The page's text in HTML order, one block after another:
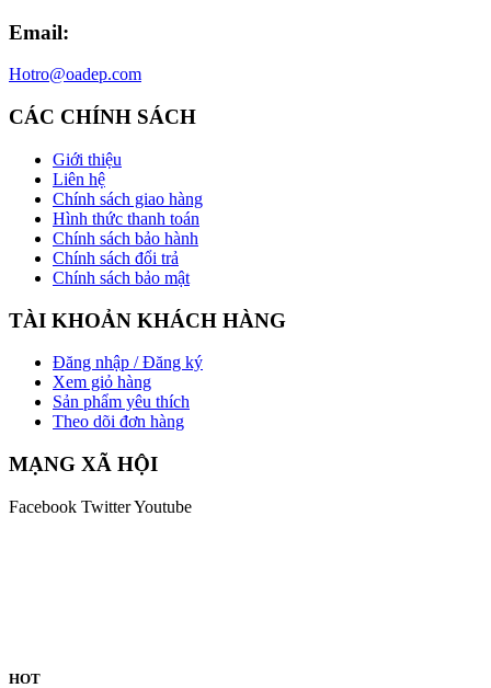
Email:
Hotro@oadep.com
CÁC CHÍNH SÁCH
Giới thiệu
Liên hệ
Chính sách giao hàng
Hình thức thanh toán
Chính sách bảo hành
Chính sách đổi trả
Chính sách bảo mật
TÀI KHOẢN KHÁCH HÀNG
Đăng nhập / Đăng ký
Xem giỏ hàng
Sản phẩm yêu thích
Theo dõi đơn hàng
MẠNG XÃ HỘI
Facebook TwitterYoutube
HOT